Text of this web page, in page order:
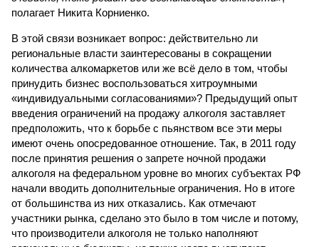
полагает Никита Корниенко.
В этой связи возникает вопрос: действительно ли
региональные власти заинтересованы в сокращении
количества алкомаркетов или же всё дело в том, чтобы
принудить бизнес воспользоваться хитроумными
«индивидуальными согласованиями»? Предыдущий опыт
введения ограничений на продажу алкоголя заставляет
предположить, что к борьбе с пьянством все эти меры
имеют очень опосредованное отношение. Так, в 2011 году
после принятия решения о запрете ночной продажи
алкоголя на федеральном уровне во многих субъектах РФ
начали вводить дополнительные ограничения. Но в итоге
от большинства из них отказались. Как отмечают
участники рынка, сделано это было в том числе и потому,
что производители алкоголя не только наполняют